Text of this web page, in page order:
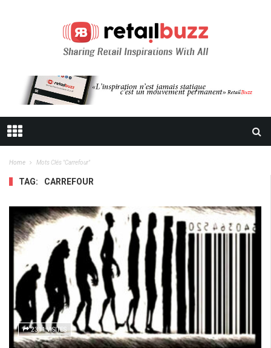
Home Mots Clés "carrefour"
TAG: CARREFOUR
2311 VISITES